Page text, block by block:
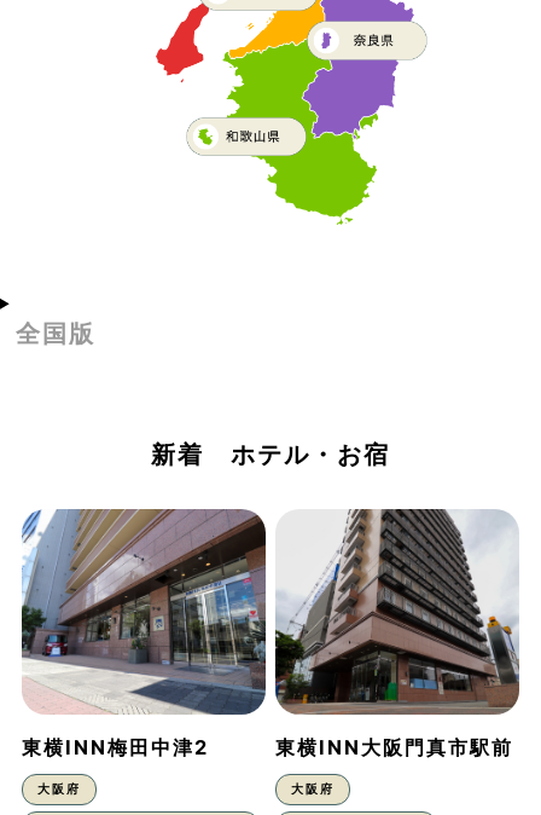
全国版
新着 ホテル・お宿
東横INN梅田中津2
大阪府
東横INN大阪門真市駅前
大阪府